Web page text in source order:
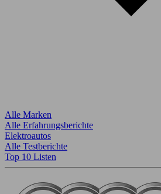
Alle Marken
Alle Erfahrungsberichte
Elektroautos
Alle Testberichte
Top 10 Listen